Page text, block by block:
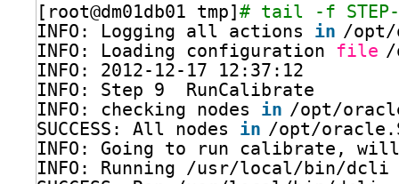
[root@dm01db01 tmp]# tail -f STEP-
INFO: Logging all actions in /opt/
INFO: Loading configuration file /
INFO: 2012-12-17 12:37:12
INFO: Step 9  RunCalibrate
INFO: checking nodes in /opt/
SUCCESS: All nodes in /opt/oracle
INFO: Going to run calibrate,
INFO: Running /usr/local/bin/dcli